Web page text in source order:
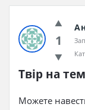
1
Твір на
Можете